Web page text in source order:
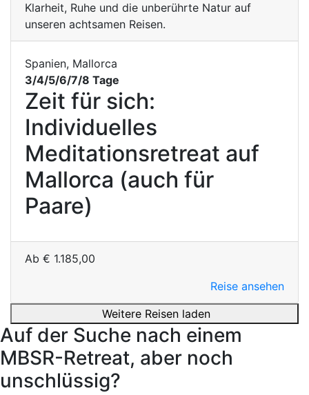
Spanien, Mallorca
3/4/5/6/7/8 Tage
Zeit für sich:
Individuelles
Meditationsretreat auf
Mallorca (auch für
Paare)
Ab € 1.185,00
Reise ansehen
Weitere Reisen laden
Auf der Suche nach einem
MBSR-Retreat, aber noch
unschlüssig?